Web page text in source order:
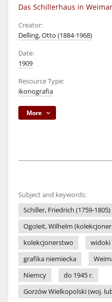
Das Schillerhaus in Weimar
Creator:
Delling, Otto (1884-1968)
Date:
1909
Resource Type:
ikonografia
More
Subject and keywords:
Schiller, Friedrich (1759-1805)
Ogoleit, Wilhelm (kolekcjoner
kolekcjonerstwo
widoki
grafika niemiecka
Niemcy
do 1945 r.
Gorzów Wielkopolski (woj.